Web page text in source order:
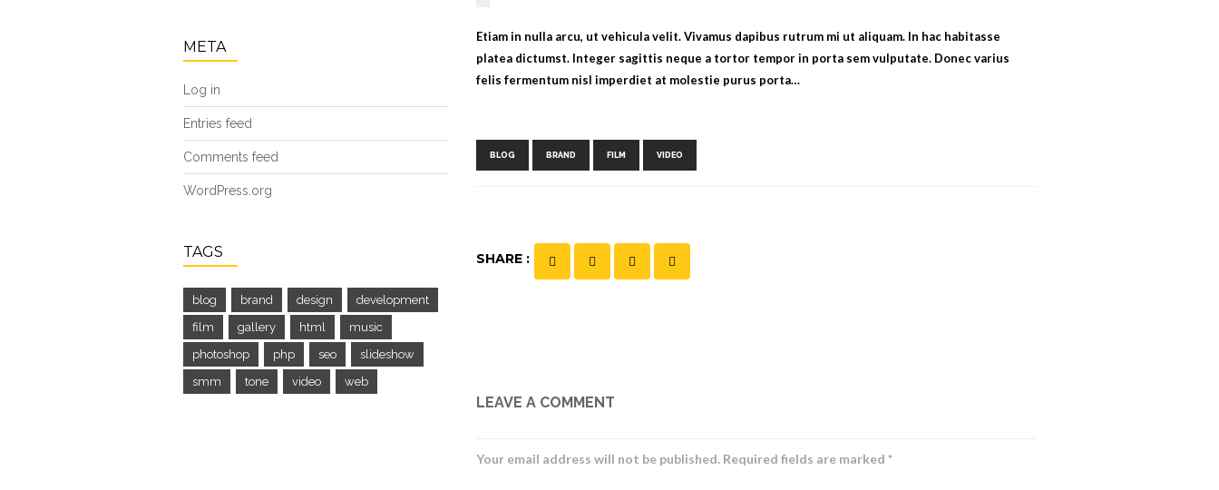
META
Log in
Entries feed
Comments feed
WordPress.org
TAGS
blog brand design
development
film
gallery html
music
photoshop
php seo
slideshow
smm
tone video web
Etiam in nulla arcu, ut vehicula velit. Vivamus dapibus rutrum mi ut aliquam. In hac habitasse
platea dictumst. Integer sagittis neque a tortor tempor in porta sem vulputate. Donec varius
felis fermentum nisl imperdiet at molestie purus porta…
BLOG BRAND FILM VIDEO
SHARE :
LEAVE A COMMENT
Your email address will not be published. Required fields are marked*